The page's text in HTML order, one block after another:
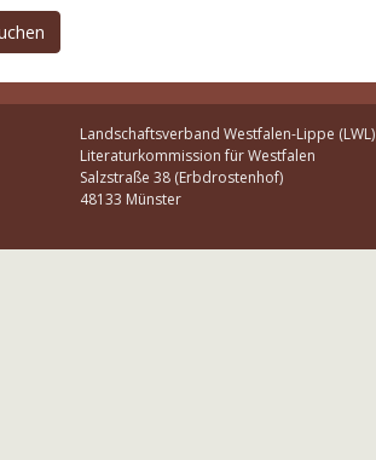
Landschaftsverband Westfalen-Lippe (LWL)
Literaturkommission für Westfalen
Salzstraße 38 (Erbdrostenhof)
48133 Münster